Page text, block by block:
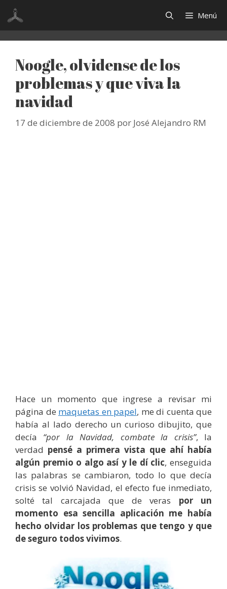
Saltar
contenido
Menú
Noogle, olvidense de los
problemas y que viva la
navidad
17 de diciembre de 2008 por José Alejandro RM
Hace un momento que ingrese a revisar mi
página de maquetas en papel, me di cuenta que
había al lado derecho un curioso dibujito, que
decía “por la Navidad, combate la crisis”, la
verdad pensé a primera vista que ahí había
algún premio o algo así y le dí clic, enseguida
las palabras se cambiaron, todo lo que decía
crisis se volvió Navidad, el efecto fue inmediato,
solté tal carcajada que de veras por un
momento esa sencilla aplicación me había
hecho olvidar los problemas que tengo y que
de seguro todos vivimos.